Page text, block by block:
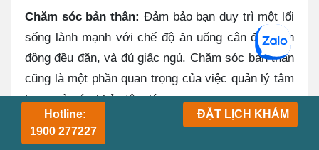
Chăm sóc bản thân: Đảm bảo bạn duy trì một lối
sống lành mạnh với chế độ ăn uống cân đối, vận
động đều đặn, và đủ giấc ngủ. Chăm sóc bản thân
cũng là một phần quan trọng của việc quản lý tâm
trạng và sức khỏe tâm lý.
Tóm lại, việc đối phó với các hậu quả tâm lý của
Hotline:
1900 277227
ĐẶT LỊCH KHÁM